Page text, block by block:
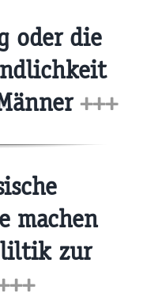
oder die
+++
machen
zur